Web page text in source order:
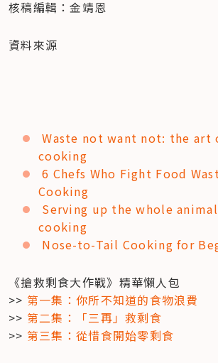
核稿編輯：金靖恩
資料來源
Waste not want not: the art
cooking
6 Chefs Who Fight Food
Cooking
Serving up the whole
cooking
Nose-to-Tail Cooking for
《搶救剩食大作戰》精華懶人包
>> 第一集：你所不知道的食物浪費
>> 第二集：「三再」救剩食
>> 第三集：從惜食開始零剩食